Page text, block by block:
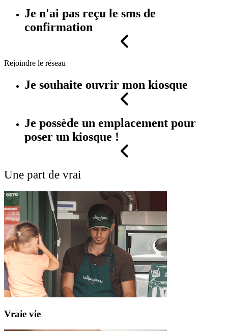
Je n'ai pas reçu le sms de
confirmation
Rejoindre le réseau
Je souhaite ouvrir mon kiosque
Je possède un emplacement pour
poser un kiosque !
Une part de vrai
Vraie vie